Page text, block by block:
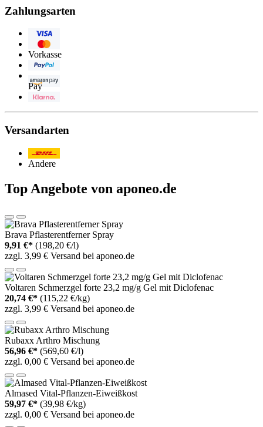
Zahlungsarten
Vorkasse
Pay
Versandarten
Andere
Top Angebote von aponeo.de
Brava Pflasterentferner Spray
9,91 €* (198,20 €/l)
zzgl. 3,99 € Versand bei aponeo.de
Voltaren Schmerzgel forte 23,2 mg/g Gel mit Diclofenac
20,74 €* (115,22 €/kg)
zzgl. 3,99 € Versand bei aponeo.de
Rubaxx Arthro Mischung
56,96 €* (569,60 €/l)
zzgl. 0,00 € Versand bei aponeo.de
Almased Vital-Pflanzen-Eiweißkost
59,97 €* (39,98 €/kg)
zzgl. 0,00 € Versand bei aponeo.de